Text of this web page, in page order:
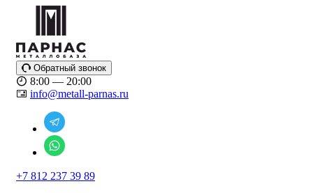
Обратный звонок
8:00 — 20:00
info@metall-parnas.ru
+7 812 237 39 89